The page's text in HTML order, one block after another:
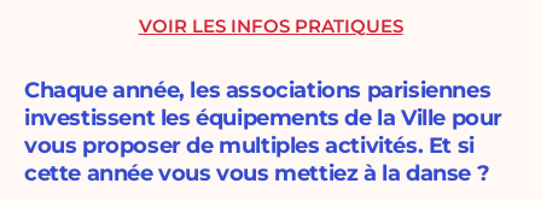
Chaque année, les associations parisiennes
investissent les équipements de la Ville pour
vous proposer de multiples activités. Et si
cette année vous vous mettiez à la danse ?
VOIR LES INFOS PRATIQUES